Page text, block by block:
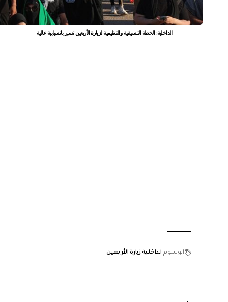
الداخلية: الخطة التنسيقية والتنظيمية لزيارة الأربعين تسير بانسيابية عالية
الوسوم الداخلية زيارة الأربعين